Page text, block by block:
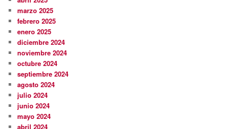
marzo 2025
febrero 2025
enero 2025
diciembre 2024
noviembre 2024
octubre 2024
septiembre 2024
agosto 2024
julio 2024
junio 2024
mayo 2024
abril 2024